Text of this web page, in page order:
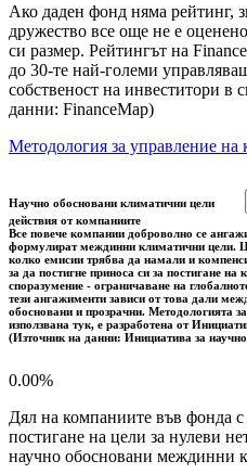
Ако даден фонд няма рейтинг,
дружество все още не е
си размер. Рейтингът на
до 30-те най-големи
собственост на инвеститори в
данни: FinanceMap)
Методология за управление на
Научно обосновани климатични цели
действия от компаниите
Все повече компании доброволно се
формулират междинни климатични цели.
колко емисии трябва да намали и
за да постигне приноса си за постигане
споразумение - ограничаване на
тези ангажименти зависи от това дали
обосновани и прозрачни. Методологията
използвана тук, е разработена от
(Източник на данни: Инициатива за
0.00%
Дял на компаниите във фонда
постигане на цели за нулеви
научно обосновани междинни